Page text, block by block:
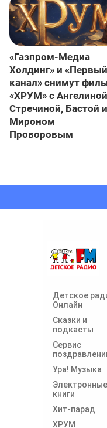
«Газпром-Медиа
Холдинг» и «Первый
канал» снимут
«ХРУМ» с Ангелиной
Стречиной, Бастой и
Мироном
Проворовым
Детское
Онлайн
Сказки и
подкасты
Сервис
Ура! Музыка
Электронные
книги
Хит-парад
ХРУМ